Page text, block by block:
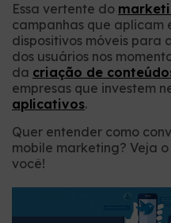
Essa vertente do
campanhas que
dispositivos móveis para
dos usuários nos
da criação de
empresas que investem
aplicativos.
Quer entender como
mobile marketing? Veja
você!